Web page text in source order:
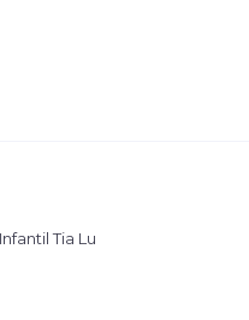
Tia Lu